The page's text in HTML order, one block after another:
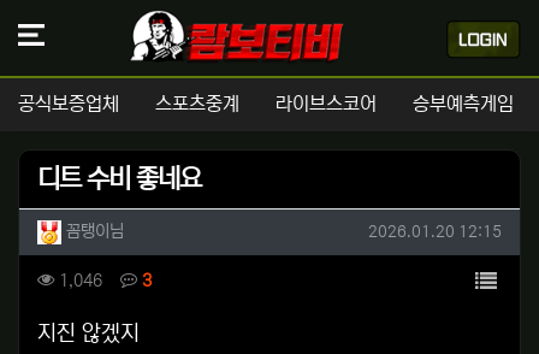
공식보증업체 스포츠중계 라이브스코어 승부예측게임
디트 수비 좋네요
작성자 정보
꼼탱이님 작성일
2026.01.20 12:15
컨텐츠 정보
1,046조회 3댓글 목록
본문
지진 않겠지